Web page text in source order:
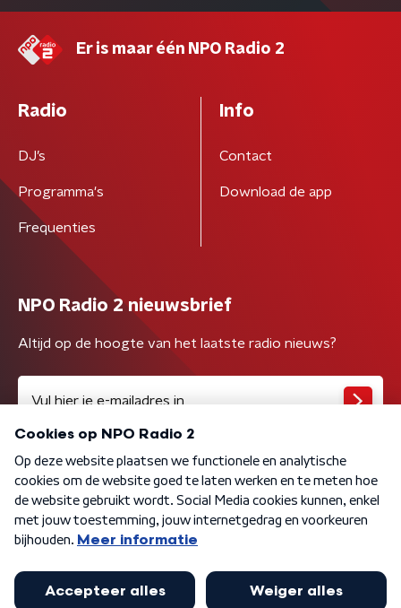
Er is maar één NPO Radio 2
Radio
DJ’s
Programma's
Frequenties
Info
Contact
Download de app
NPO Radio 2 nieuwsbrief
Altijd op de hoogte van het laatste radio nieuws?
Algemene voorwaarden